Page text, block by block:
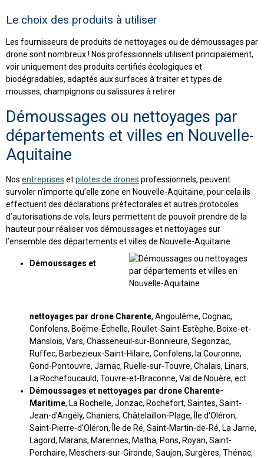
Le choix des produits à utiliser
Les fournisseurs de produits de nettoyages ou de démoussages par
drone sont nombreux ! Nos professionnels utilisent principalement,
voir uniquement des produits certifiés écologiques et
biodégradables, adaptés aux surfaces à traiter et types de
mousses, champignons ou salissures à retirer.
Démoussages ou nettoyages par
départements et villes en Nouvelle-
Aquitaine
Nos entreprises etpilotes de drones professionnels, peuvent
survoler n’importe qu’elle zone en Nouvelle-Aquitaine, pour cela ils
effectuent des déclarations préfectorales et autres protocoles
d’autorisations de vols, leurs permettent de pouvoir prendre de la
hauteur pour réaliser vos démoussages et nettoyages sur
l’ensemble des départements et villes de Nouvelle-Aquitaine :
Démoussages et
nettoyages par drone Charente, Angoulême, Cognac,
Confolens, Boëme-Échelle, Roullet-Saint-Estèphe, Boixe-et-
Manslois, Vars, Chasseneuil-sur-Bonnieure, Segonzac,
Ruffec, Barbezieux-Saint-Hilaire, Confolens, la Couronne,
Gond-Pontouvre, Jarnac, Ruelle-sur-Touvre, Chalais, Linars,
La Rochefoucauld, Touvre-et-Braconne, Val de Nouère, ect
Démoussages et nettoyages par drone Charente-
Maritime, La Rochelle, Jonzac, Rochefort, Saintes, Saint-
Jean-d'Angély, Chaniers, Châtelaillon-Plage, Île d'Oléron,
Saint-Pierre-d'Oléron, Île de Ré, Saint-Martin-de-Ré, La Jarrie,
Lagord, Marans, Marennes, Matha, Pons, Royan, Saint-
Porchaire, Meschers-sur-Gironde, Saujon, Surgères, Thénac,